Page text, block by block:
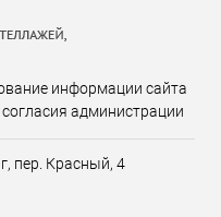
информации сайта
администрации
пер. Красный, 4